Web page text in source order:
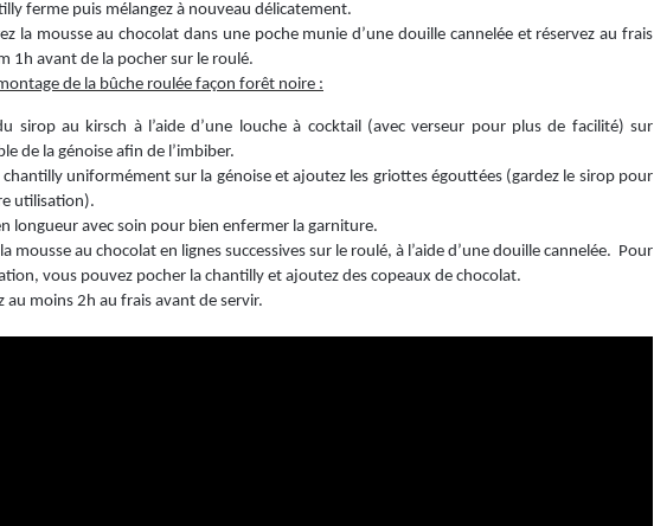
ferme puis mélangez à nouveau délicatement.
la mousse au chocolat dans une poche munie d’une douille cannelée et réservez au frais
1h avant de la pocher sur le roulé.
de la bûche roulée façon forêt noire :
sirop au kirsch à l’aide d’une louche à cocktail (avec verseur pour plus de facilité) sur
de la génoise afin de l’imbiber.
chantilly uniformément sur la génoise et ajoutez les griottes égouttées (gardez le sirop pour
utilisation).
longueur avec soin pour bien enfermer la garniture.
mousse au chocolat en lignes successives sur le roulé, à l’aide d’une douille cannelée. Pour
vous pouvez pocher la chantilly et ajoutez des copeaux de chocolat.
au moins 2h au frais avant de servir.